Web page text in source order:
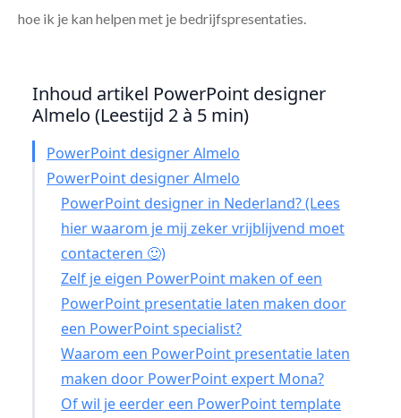
hoe ik je kan helpen met je bedrijfspresentaties.
Inhoud artikel PowerPoint designer
Almelo (Leestijd 2 à 5 min)
PowerPoint designer Almelo
PowerPoint designer Almelo
PowerPoint designer in Nederland? (Lees
hier waarom je mij zeker vrijblijvend moet
contacteren 🙂)
Zelf je eigen PowerPoint maken of een
PowerPoint presentatie laten maken door
een PowerPoint specialist?
Waarom een PowerPoint presentatie laten
maken door PowerPoint expert Mona?
Of wil je eerder een PowerPoint template